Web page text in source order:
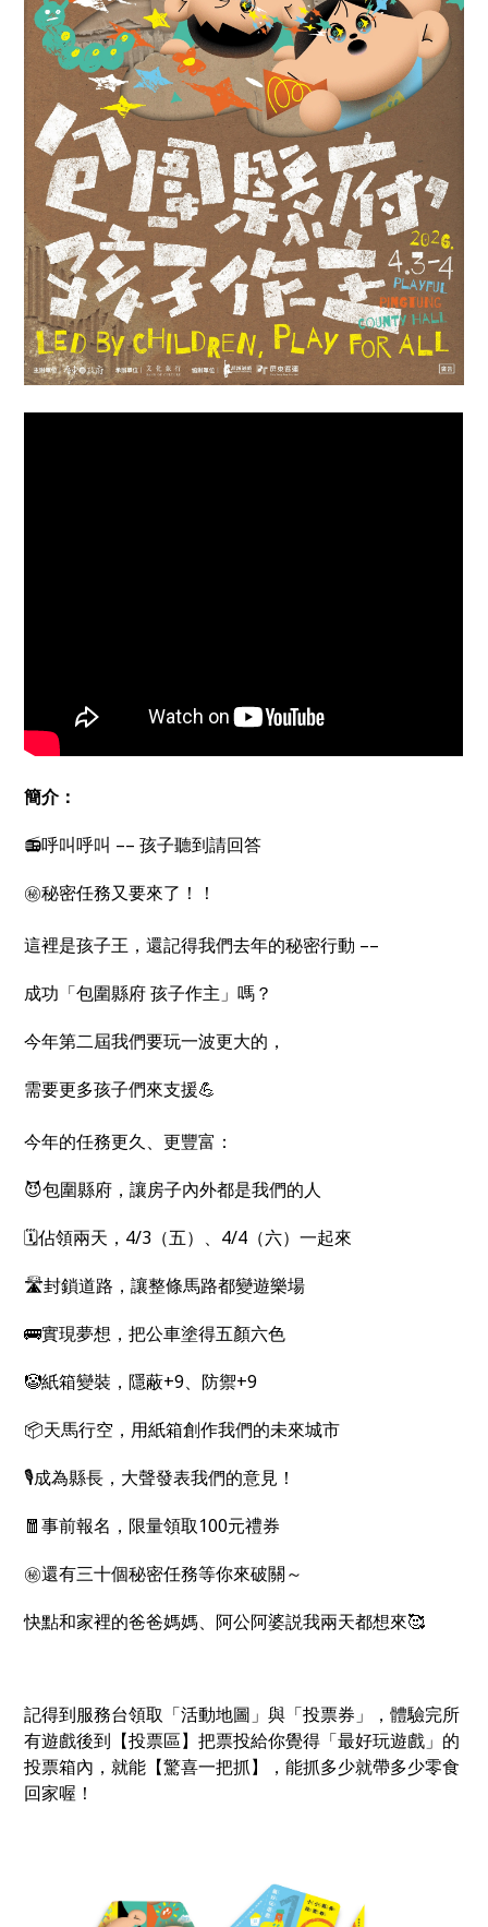
簡介：
📻呼叫呼叫 –– 孩子聽到請回答
㊙️秘密任務又要來了！！
這裡是孩子王，還記得我們去年的秘密行動 ––
成功「包圍縣府 孩子作主」嗎？
今年第二屆我們要玩一波更大的，
需要更多孩子們來支援💪
今年的任務更久、更豐富：
😈包圍縣府，讓房子內外都是我們的人
🗓️佔領兩天，4/3（五）、4/4（六）一起來
🛣️封鎖道路，讓整條馬路都變遊樂場
🚌實現夢想，把公車塗得五顏六色
🤡紙箱變裝，隱蔽+9、防禦+9
📦天馬行空，用紙箱創作我們的未來城市
🎙成為縣長，大聲發表我們的意見！
🧧事前報名，限量領取100元禮券
㊙️還有三十個秘密任務等你來破關～
快點和家裡的爸爸媽媽、阿公阿婆説我兩天都想來🥰
記得到服務台領取「活動地圖」與「投票券」，體驗完所
有遊戲後到【投票區】把票投給你覺得「最好玩遊戲」的
投票箱內，就能【驚喜一把抓】，能抓多少就帶多少零食
回家喔！